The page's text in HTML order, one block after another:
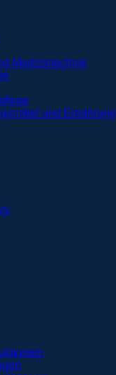
Medizintechnik
und Ernährung